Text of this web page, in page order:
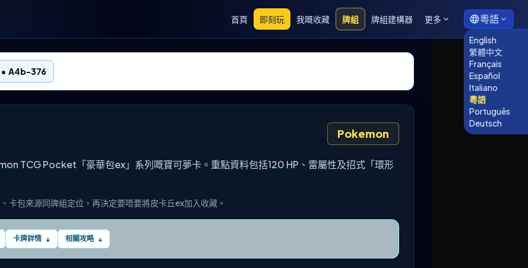
首頁 即刻玩 我嘅收藏 牌組 牌組建構器 更多 粵語
English
繁體中文
Français
Español
Italiano
粵語
Português
Deutsch
• A4b-376
Pokemon
TCG Pocket「豪華包ex」系列嘅寶可夢卡。重點資料包括120 HP、雷屬性及招式「環形
卡包來源同牌組定位，再決定要唔要將皮卡丘ex加入收藏。
卡牌詳情 ↓ 相關攻略 ↓